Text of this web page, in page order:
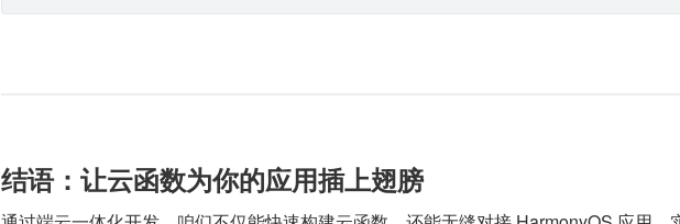
​​结语：让云函数为你的应用插上翅膀​​